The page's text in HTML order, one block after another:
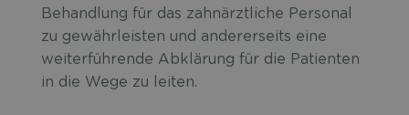
Behandlung für das zahnärztliche Personal
zu gewährleisten und andererseits eine
weiterführende Abklärung für die Patienten
in die Wege zu leiten.